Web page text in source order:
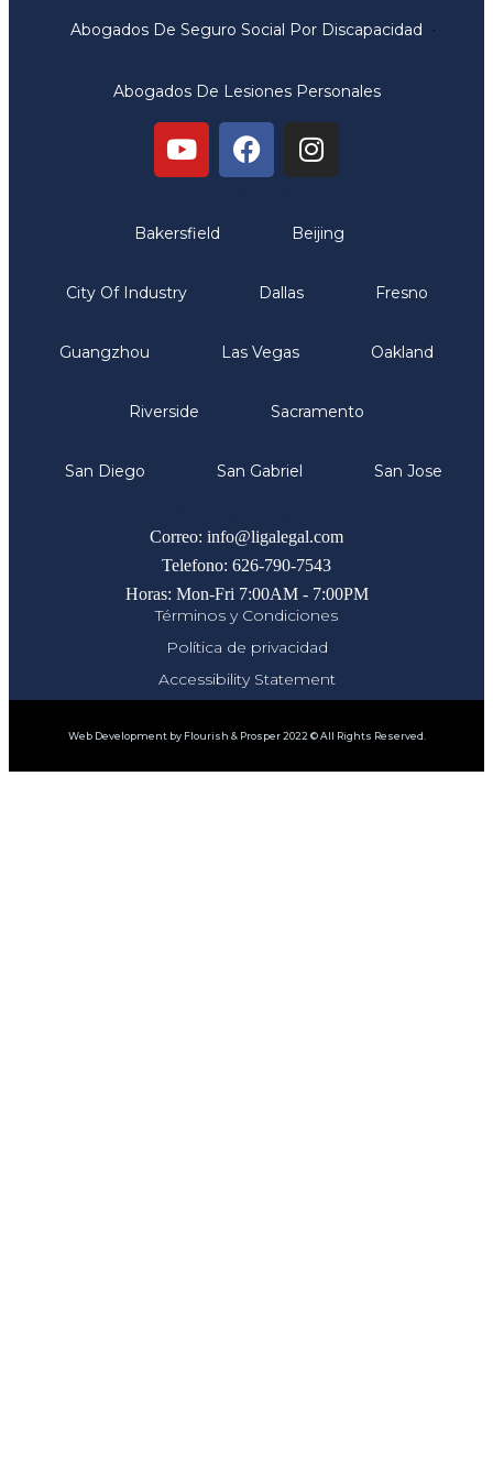
Abogados De Seguro Social Por Discapacidad
Abogados De Lesiones Personales
Bakersfield Beijing
City Of Industry Dallas Fresno
Guangzhou Las Vegas Oakland
Riverside Sacramento
San Diego San Gabriel San Jose
Correo: info@ligalegal.com
Telefono: 626-790-7543
Horas: Mon-Fri 7:00AM - 7:00PM
Términos y Condiciones
Política de privacidad
Accessibility Statement
Web Development by Flourish & Prosper 2022 © All Rights Reserved.